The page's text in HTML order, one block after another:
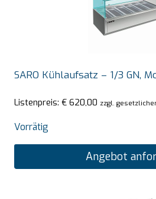
SARO Kühlaufsatz – 1/3 GN,
Listenpreis: € 620,00 zzgl.
Vorrätig
Angebot